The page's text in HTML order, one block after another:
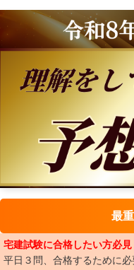
最
宅建試験に合格したい方必見
平日３問、合格するために